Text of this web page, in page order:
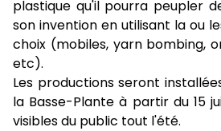
plastique qu'il pourra peupler
son invention en utilisant la ou
choix (mobiles, yarn bombing,
etc).
Les productions seront
la Basse-Plante à partir du 15
visibles du public tout l'été.